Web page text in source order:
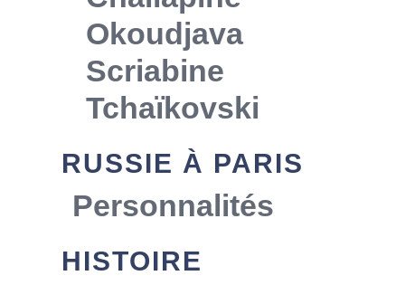
Okoudjava
Scriabine
Tchaïkovski
RUSSIE À PARIS
Personnalités
HISTOIRE